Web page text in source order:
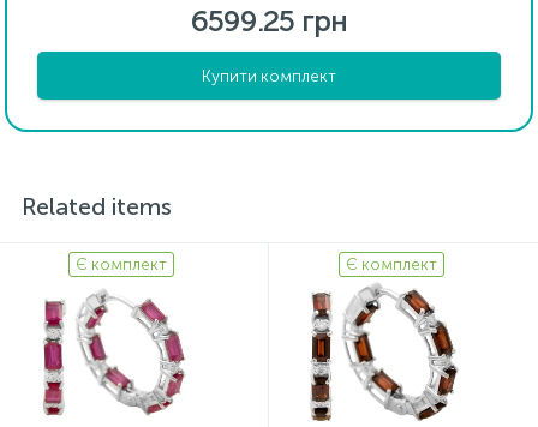
6599.25 грн
Купити комплект
Related items
Є комплект Є комплект